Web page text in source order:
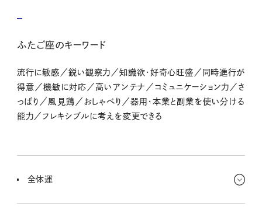
ふたご座のキーワード
流行に敏感／鋭い観察力／知識欲・好奇心旺盛／同時進行が
得意／機敏に対応／高いアンテナ／コミュニケーション力／さ
っぱり／風見鶏／おしゃべり／器用・本業と副業を使い分ける
能力／フレキシブルに考えを変更できる
全体運